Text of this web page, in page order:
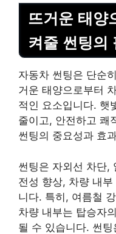
뜨거운 태양
켜줄 썬팅의
자동차 썬팅은 단순
거운 태양으로부터
적인 요소입니다. 햇
줄이고, 안전하고 쾌
썬팅의 중요성과 효
썬팅은 자외선 차단,
전성 향상, 차량 내
니다. 특히, 여름철
차량 내부는 탑승자
될 수 있습니다. 썬